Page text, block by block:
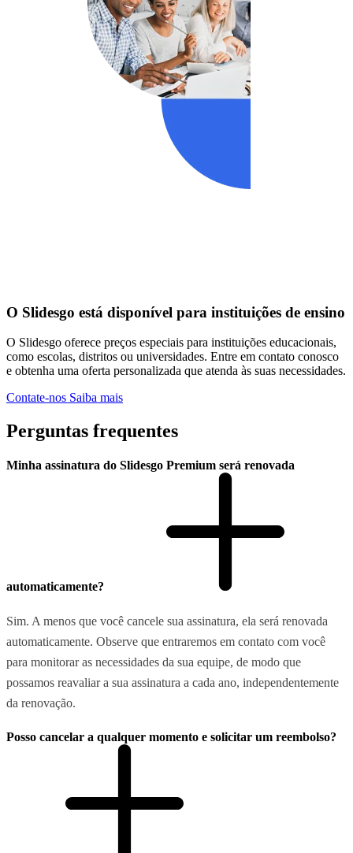
O Slidesgo está disponível para instituições de ensino
O Slidesgo oferece preços especiais para instituições educacionais,
como escolas, distritos ou universidades. Entre em contato conosco
e obtenha uma oferta personalizada que atenda às suas necessidades.
Contate-nos Saiba mais
Perguntas frequentes
Minha assinatura do Slidesgo Premium será renovada
automaticamente?
Sim. A menos que você cancele sua assinatura, ela será renovada
automaticamente. Observe que entraremos em contato com você
para monitorar as necessidades da sua equipe, de modo que
possamos reavaliar a sua assinatura a cada ano, independentemente
da renovação.
Posso cancelar a qualquer momento e solicitar um reembolso?